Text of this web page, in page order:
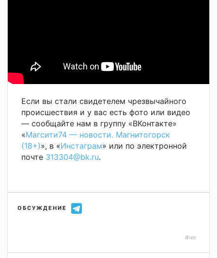
Если вы стали свидетелем чрезвычайного
происшествия и у вас есть фото или видео
— сообщайте нам в группу «ВКонтакте»
«Магсити74 — новости. Магнитогорск
(18+)», в «Инстаграм» или по электронной
почте 313304@bk.ru.
ОБСУЖДЕНИЕ
#чп